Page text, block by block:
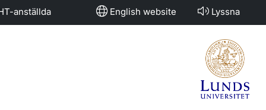
anställda English website Lyssna